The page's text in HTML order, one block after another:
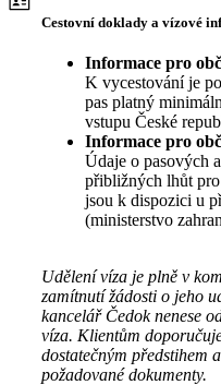
Cestovní doklady a vízové
Informace pro
K vycestování je
pas platný
vstupu České
Informace pro
Údaje o pasových
přibližných lhůt
jsou k dispozici u
(ministerstvo
Udělení víza je plně v
zamítnutí žádosti o jeho
kancelář Čedok nenese
víza. Klientům
dostatečným předstihem
požadované dokumenty.